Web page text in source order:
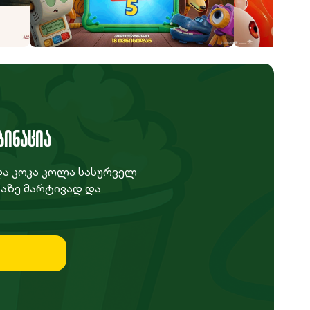
კოკა კოლა სასურველ
მარტივად და